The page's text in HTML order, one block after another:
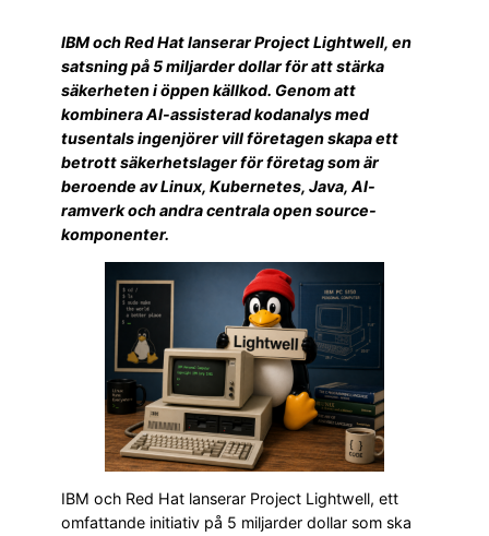
IBM och Red Hat lanserar Project Lightwell, en
satsning på 5 miljarder dollar för att stärka
säkerheten i öppen källkod. Genom att
kombinera AI-assisterad kodanalys med
tusentals ingenjörer vill företagen skapa ett
betrott säkerhetslager för företag som är
beroende av Linux, Kubernetes, Java, AI-
ramverk och andra centrala open source-
komponenter.
IBM och Red Hat lanserar Project Lightwell, ett
omfattande initiativ på 5 miljarder dollar som ska